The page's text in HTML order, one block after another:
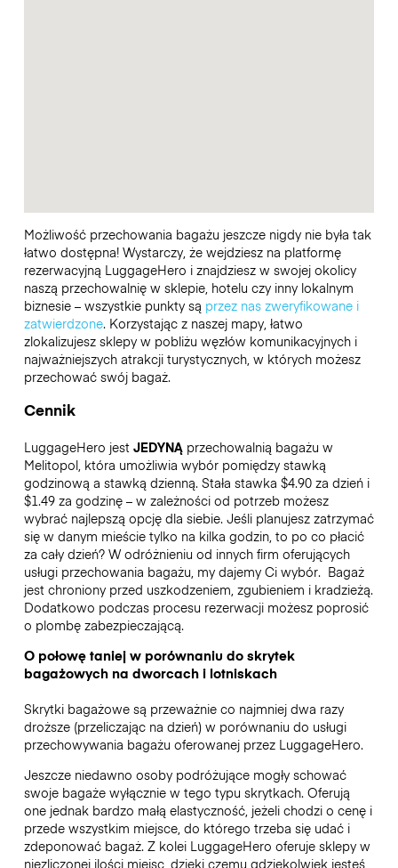
Możliwość przechowania bagażu jeszcze nigdy nie była tak
łatwo dostępna! Wystarczy, że wejdziesz na platformę
rezerwacyjną LuggageHero i znajdziesz w swojej okolicy
naszą przechowalnię w sklepie, hotelu czy inny lokalnym
biznesie – wszystkie punkty są przez nas zweryfikowane i
zatwierdzone. Korzystając z naszej mapy, łatwo
zlokalizujesz sklepy w pobliżu węzłów komunikacyjnych i
najważniejszych atrakcji turystycznych, w których możesz
przechować swój bagaż.
Cennik
LuggageHero jest JEDYNĄprzechowalnią bagażu w
Melitopol, która umożliwia wybór pomiędzy stawką
godzinową a stawką dzienną. Stała stawka $4.90 za dzień i
$1.49 za godzinę – w zależności od potrzeb możesz
wybrać najlepszą opcję dla siebie. Jeśli planujesz zatrzymać
się w danym mieście tylko na kilka godzin, to po co płacić
za cały dzień? W odróżnieniu od innych firm oferujących
usługi przechowania bagażu, my dajemy Ci wybór. Bagaż
jest chroniony przed uszkodzeniem, zgubieniem i kradzieżą.
Dodatkowo podczas procesu rezerwacji możesz poprosić
o plombę zabezpieczającą.
O połowę taniej w porównaniu do skrytek
bagażowych na dworcach i lotniskach
Skrytki bagażowe są przeważnie co najmniej dwa razy
droższe (przeliczając na dzień) w porównaniu do usługi
przechowywania bagażu oferowanej przez LuggageHero.
Jeszcze niedawno osoby podróżujące mogły schować
swoje bagaże wyłącznie w tego typu skrytkach. Oferują
one jednak bardzo małą elastyczność, jeżeli chodzi o cenę i
przede wszystkim miejsce, do którego trzeba się udać i
zdeponować bagaż. Z kolei LuggageHero oferuje sklepy w
niezliczonej ilości miejsc, dzięki czemu gdziekolwiek jesteś,